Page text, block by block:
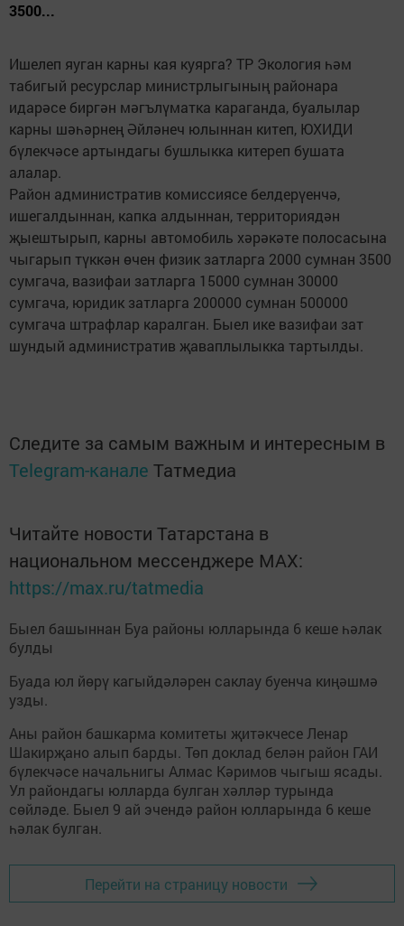
3500...
Ишелеп яуган карны кая куярга? ТР Экология һәм
табигый ресурслар министрлыгының районара
идарәсе биргән мәгълүматка караганда, буалылар
карны шәһәрнең Әйләнеч юлыннан китеп, ЮХИДИ
бүлекчәсе артындагы бушлыкка китереп бушата
алалар.
Район административ комиссиясе белдерүенчә,
ишегалдыннан, капка алдыннан, территориядән
җыештырып, карны автомобиль хәрәкәте полосасына
чыгарып түккән өчен физик затларга 2000 сумнан 3500
сумгача, вазифаи затларга 15000 сумнан 30000
сумгача, юридик затларга 200000 сумнан 500000
сумгача штрафлар каралган. Быел ике вазифаи зат
шундый административ җаваплылыкка тартылды.
Следите за самым важным и интересным в
Telegram-канале Татмедиа
Читайте новости Татарстана в
национальном мессенджере MАХ:
https://max.ru/tatmedia
Быел башыннан Буа районы юлларында 6 кеше һәлак
булды
Буада юл йөрү кагыйдәләрен саклау буенча киңәшмә
узды.
Аны район башкарма комитеты җитәкчесе Ленар
Шакирҗано алып барды. Төп доклад белән район ГАИ
бүлекчәсе начальнигы Алмас Кәримов чыгыш ясады.
Ул райондагы юлларда булган хәлләр турында
сөйләде. Быел 9 ай эчендә район юлларында 6 кеше
һәлак булган.
Перейти на страницу новости